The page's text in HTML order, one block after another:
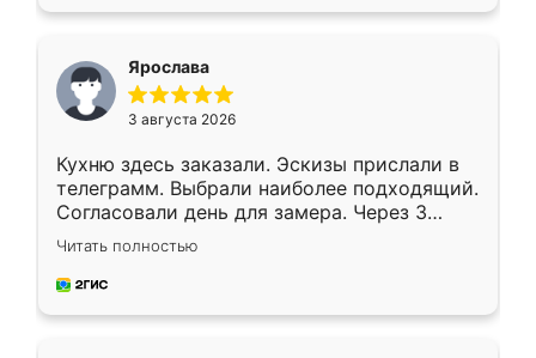
Ярослава
3 августа 2026
Кухню здесь заказали. Эскизы прислали в
телеграмм. Выбрали наиболее подходящий.
Согласовали день для замера. Через 3
недели кухня была уже готова. Остались
довольны работой. Спасибо Ренессанс
мебель за качественную работу!
Читать полностью